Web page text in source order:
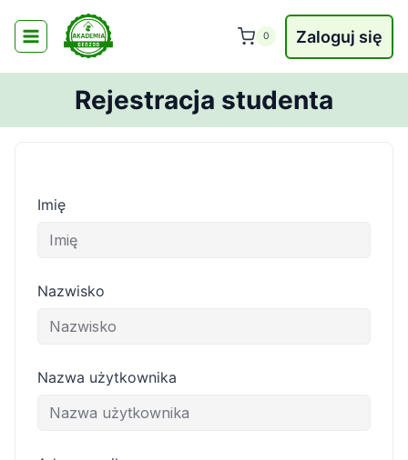
treści
0 Zaloguj się
Rejestracja studenta
Imię
Nazwisko
Nazwa użytkownika